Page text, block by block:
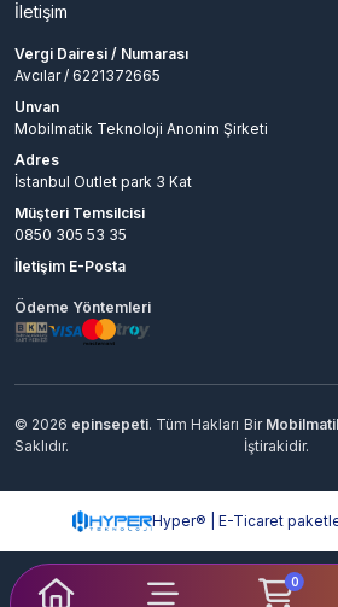
0
İletişim
Vergi Dairesi / Numarası
Avcılar / 6221372665
Unvan
Mobilmatik Teknoloji Anonim Şirketi
Adres
İstanbul Outlet park 3 Kat
Müşteri Temsilcisi
0850 305 53 35
İletişim E-Posta
Ödeme Yöntemleri
© 2026 epinsepeti. Tüm Hakları
Saklıdır.
Bir
İştirakidir.
Hyper® | E-Ticaret